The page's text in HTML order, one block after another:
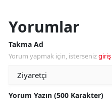
Yorumlar
Takma Ad
Yorum yapmak için, istersenizgiriş
Yorum Yazın (500 Karakter)